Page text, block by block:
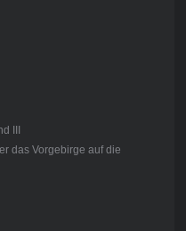
III
das Vorgebirge auf die